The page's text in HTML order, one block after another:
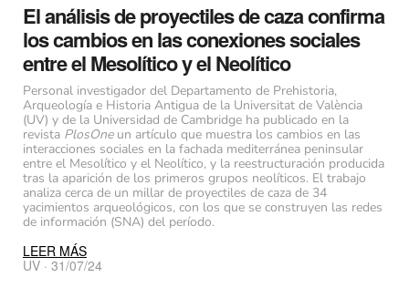
El análisis de proyectiles de caza confirma
los cambios en las conexiones sociales
entre el Mesolítico y el Neolítico
Personal investigador del Departamento de Prehistoria,
Arqueología e Historia Antigua de la Universitat de València
(UV) y de la Universidad de Cambridge ha publicado en la
revista PlosOneun artículo que muestra los cambios en las
interacciones sociales en la fachada mediterránea peninsular
entre el Mesolítico y el Neolítico, y la reestructuración producida
tras la aparición de los primeros grupos neolíticos. El trabajo
analiza cerca de un millar de proyectiles de caza de 34
yacimientos arqueológicos, con los que se construyen las redes
de información (SNA) del período.
LEER MÁS
UV · 31/07/24